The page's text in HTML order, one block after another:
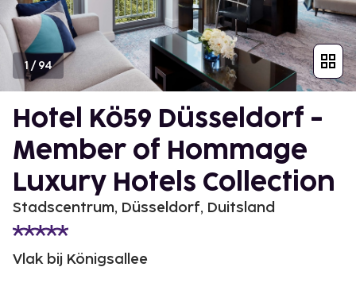
1/94
Hotel Kö59 Düsseldorf -
Member of Hommage
Luxury Hotels Collection
Stadscentrum, Düsseldorf, Duitsland
Vlak bij Königsallee